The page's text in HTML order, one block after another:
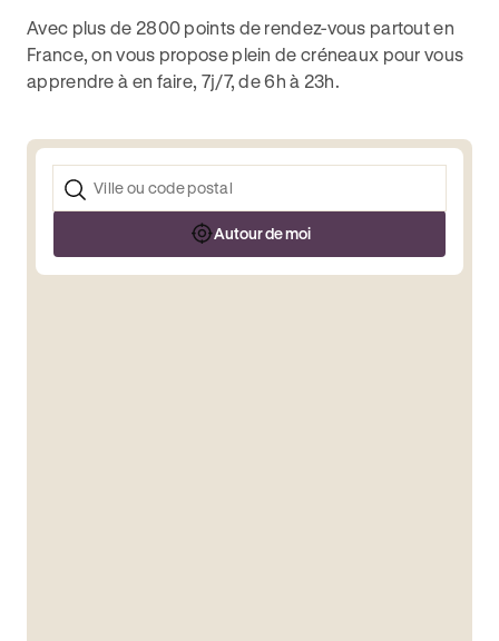
Avec plus de 2800 points de rendez-vous partout en
France, on vous propose plein de créneaux pour vous
apprendre à en faire, 7j/7, de 6h à 23h.
Autour de moi